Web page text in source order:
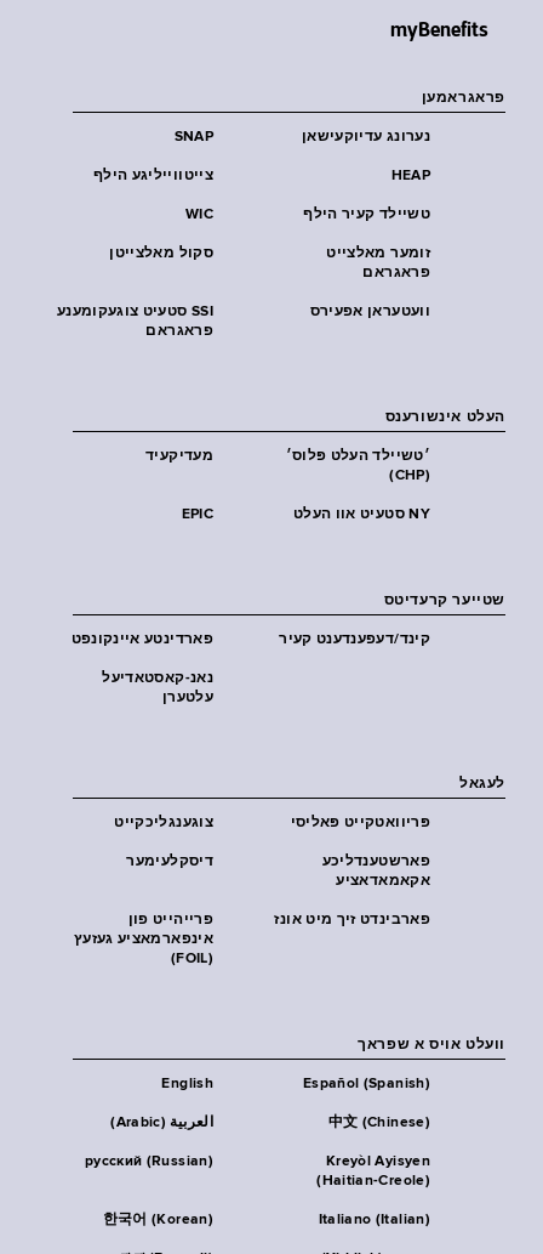
myBenefits
פראגראמען
SNAP נערונג עדיוקעישאן
צייטווייליגע הילף HEAP
WIC טשיילד קעיר הילף
סקול מאלצייטן
זומער מאלצייט
פראגראם
SSI סטעיט צוגעקומענע
פראגראם
וועטעראן אפעירס
העלט אינשורענס
מעדיקעיד
׳טשיילד העלט פּלוס׳
(CHP)
EPIC NY סטעיט אוו העלט
שטייער קרעדיטס
פארדינטע איינקונפט קינד/דעפענדענט קעיר
נאנ-קאסטאדיעל
עלטערן
לעגאל
צוגענגליכקייט פּריוואטקייט פּאליסי
דיסקלעימער
פארשטענדליכע
אקאמאדאציע
פרייהייט פון
אינפארמאציע געזעץ
(FOIL)
פארבינדט זיך מיט אונז
וועלט אויס א שפראך
English Español (Spanish)
العربية (Arabic) 中文 (Chinese)
русский (Russian)
Kreyòl Ayisyen
(Haitian-Creole)
한국어 (Korean) Italiano (Italian)